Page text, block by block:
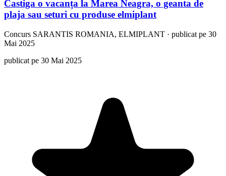
Castiga o vacanța la Marea Neagra, o geanta de
plaja sau seturi cu produse elmiplant
Concurs SARANTIS ROMANIA, ELMIPLANT · publicat pe 30
Mai 2025
publicat pe 30 Mai 2025